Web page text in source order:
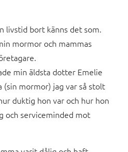
livstid bort känns det som.
mormor och mammas
min äldsta dotter Emelie
(sin mormor) jag var så stolt
duktig hon var och hur hon
och serviceminded mot